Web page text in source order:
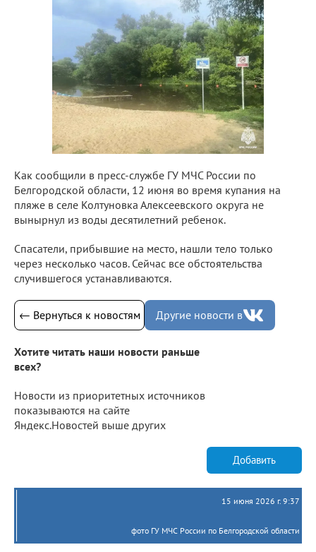
Как сообщили в пресс-службе ГУ МЧС России по
Белгородской области, 12 июня во время купания на
пляже в селе Колтуновка Алексеевского округа не
вынырнул из воды десятилетний ребенок.
Спасатели, прибывшие на место, нашли тело только
через несколько часов. Сейчас все обстоятельства
случившегося устанавливаются.
← Вернуться к новостям Другие новости в
Хотите читать наши новости раньше
всех?
Новости из приоритетных источников
показываются на сайте
Яндекс.Новостей выше других
Добавить
15 июня 2026 г. 9:37
фото ГУ МЧС России по Белгородской области